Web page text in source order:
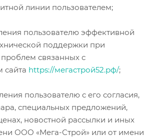
линии пользователем;
пользователю эффективной
поддержки при
связанных с
сайта https://мегастрой52.рф/;
пользователю с его согласия,
специальных предложений,
новостной рассылки и иных
ООО «Мега-Строй» или от имени